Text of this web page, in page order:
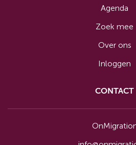
Agenda
Zoek mee
Over ons
Inloggen
CONTACT